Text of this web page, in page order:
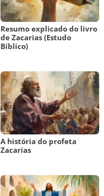
Resumo explicado do livro
de Zacarias (Estudo
Bíblico)
A história do profeta
Zacarias